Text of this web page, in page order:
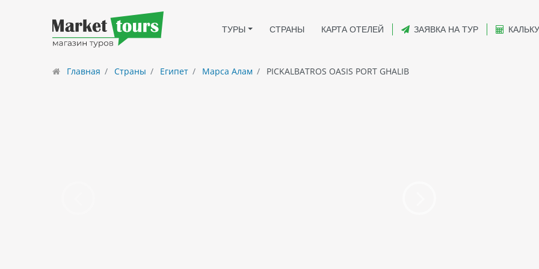
ТУРЫ СТРАНЫ КАРТА ОТЕЛЕЙ ЗАЯВКА НА ТУР
Главная Страны Египет Марса Алам PICKALBATROS OASIS PORT GHALIB